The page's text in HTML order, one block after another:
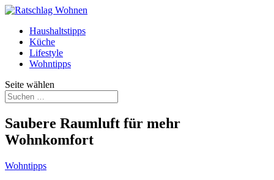
Haushaltstipps
Küche
Lifestyle
Wohntipps
Seite wählen
Saubere Raumluft für mehr
Wohnkomfort
Wohntipps